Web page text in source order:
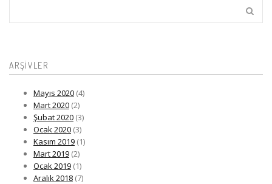
ARŞIVLER
Mayıs 2020 (4)
Mart 2020 (2)
Şubat 2020 (3)
Ocak 2020 (3)
Kasım 2019 (1)
Mart 2019 (2)
Ocak 2019 (1)
Aralık 2018 (7)